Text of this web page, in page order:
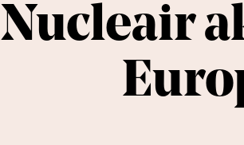
Nucleair